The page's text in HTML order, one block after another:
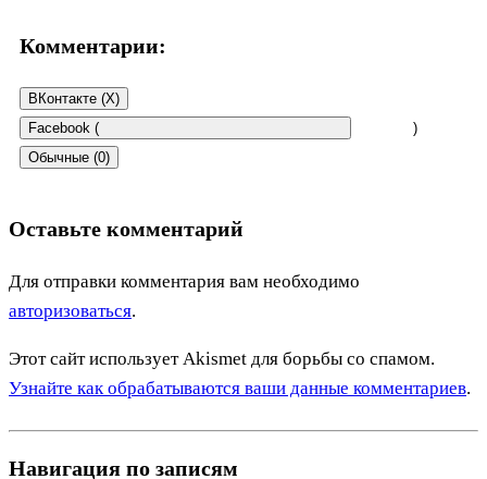
Комментарии:
ВКонтакте (X)
Facebook (
)
Обычные (0)
Оставьте комментарий
Для отправки комментария вам необходимо
авторизоваться.
Этот сайт использует Akismet для борьбы со спамом.
Узнайте как обрабатываются ваши данные комментариев.
Навигация по записям